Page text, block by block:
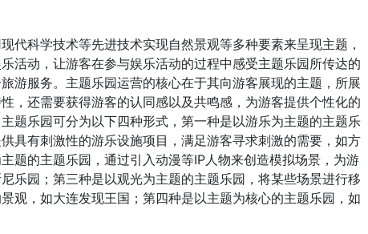
代科学技术等先进技术实现自然景观等多种要素来呈现主题，
活动，让游客在参与娱乐活动的过程中感受主题乐园所传达的
游服务。主题乐园运营的核心在于其向游客展现的主题，所展
，还需要获得游客的认同感以及共鸣感，为游客提供个性化的
题乐园可分为以下四种形式，第一种是以游乐为主题的主题乐
具有刺激性的游乐设施项目，满足游客寻求刺激的需要，如方
题的主题乐园，通过引入动漫等IP人物来创造模拟场景，为游
乐园；第三种是以观光为主题的主题乐园，将某些场景进行移
观，如大连发现王国；第四种是以主题为核心的主题乐园，如